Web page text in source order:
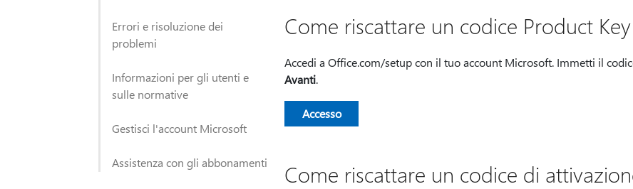
Errori e risoluzione dei
problemi
Informazioni per gli utenti e
sulle normative
Gestisci l'account Microsoft
Assistenza con gli abbonamenti
Come riscattare un codice Product
Accedi a Office.com/setup con il tuo account Microsoft. Immetti il
Avanti.
Accesso
Come riscattare un codice di